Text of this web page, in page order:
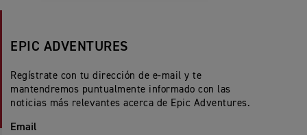
EPIC ADVENTURES
Regístrate con tu dirección de e-mail y te
mantendremos puntualmente informado con las
noticias más relevantes acerca de Epic Adventures.
Email